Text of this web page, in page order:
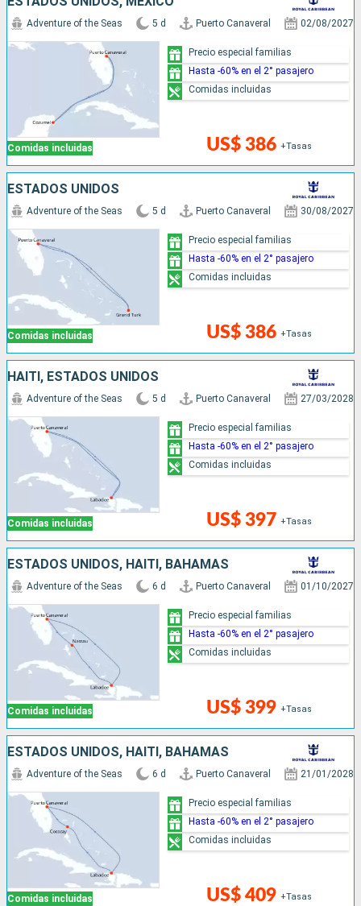
Comidas incluidas
Adventure of the Seas 5 d Puerto Canaveral 02/08/2027
US$ 386 +Tasas
Precio especial familias
Hasta -60% en el 2° pasajero
Comidas incluidas
ESTADOS UNIDOS
Comidas incluidas
Adventure of the Seas 5 d Puerto Canaveral 30/08/2027
US$ 386 +Tasas
Precio especial familias
Hasta -60% en el 2° pasajero
Comidas incluidas
HAITI, ESTADOS UNIDOS
Comidas incluidas
Adventure of the Seas 5 d Puerto Canaveral 27/03/2028
US$ 397 +Tasas
Precio especial familias
Hasta -60% en el 2° pasajero
Comidas incluidas
ESTADOS UNIDOS, HAITI, BAHAMAS
Comidas incluidas
Adventure of the Seas 6 d Puerto Canaveral 01/10/2027
US$ 399 +Tasas
Precio especial familias
Hasta -60% en el 2° pasajero
Comidas incluidas
ESTADOS UNIDOS, HAITI, BAHAMAS
Comidas incluidas
Adventure of the Seas 6 d Puerto Canaveral 21/01/2028
US$ 409 +Tasas
Precio especial familias
Hasta -60% en el 2° pasajero
Comidas incluidas